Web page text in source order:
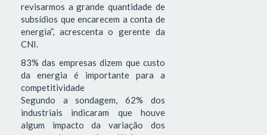
revisarmos a grande quantidade de
subsídios que encarecem a conta de
energia”, acrescenta o gerente da
CNI.
83% das empresas dizem que custo
da energia é importante para a
competitividade
Segundo a sondagem, 62% dos
industriais indicaram que houve
algum impacto da variação dos